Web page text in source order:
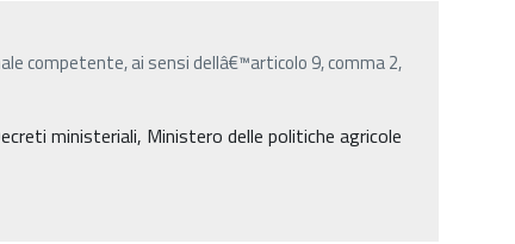
competente, ai sensi dellâ€™articolo 9, comma 2,
ministeriali, Ministero delle politiche agricole